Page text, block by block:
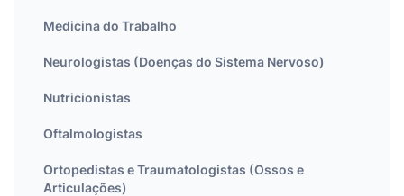
Medicina do Trabalho
Neurologistas (Doenças do Sistema Nervoso)
Nutricionistas
Oftalmologistas
Ortopedistas e Traumatologistas (Ossos e
Articulações)